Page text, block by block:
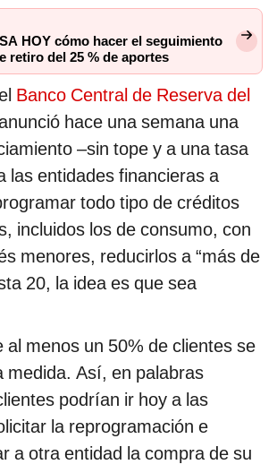
HOY cómo hacer el seguimiento
retiro del 25 % de aportes
Banco Central de Reserva del
hace una semana una
–sin tope y a una tasa
las entidades financieras a
todo tipo de créditos
incluidos los de consumo, con
menores, reducirlos a “más de
20, la idea es que sea
al menos un 50% de clientes se
medida. Así, en palabras
podrían ir hoy a las
la reprogramación e
a otra entidad la compra de su